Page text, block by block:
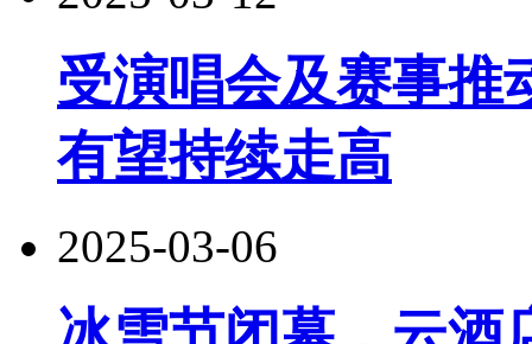
受演唱会及赛事推
有望持续走高
2025-03-06